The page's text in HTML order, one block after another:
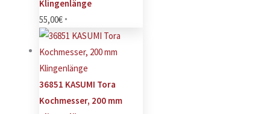
Klingenlänge
55,00€ *
36851 KASUMI Tora
Kochmesser, 200 mm